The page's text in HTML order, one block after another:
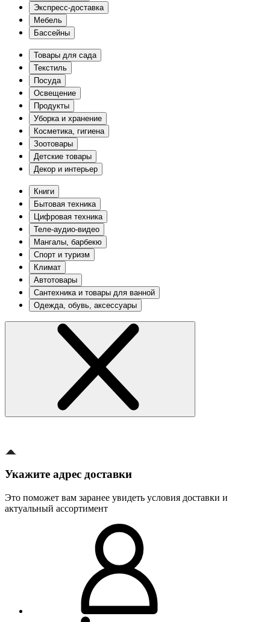
Экспресс-доставка
Мебель
Бассейны
Товары для сада
Текстиль
Посуда
Освещение
Продукты
Уборка и хранение
Косметика, гигиена
Зоотовары
Детские товары
Декор и интерьер
Книги
Бытовая техника
Цифровая техника
Теле-аудио-видео
Мангалы, барбекю
Спорт и туризм
Климат
Автотовары
Сантехника и товары для ванной
Одежда, обувь, аксессуары
Укажите адрес доставки
Это поможет вам заранее увидеть условия доставки и
актуальный ассортимент